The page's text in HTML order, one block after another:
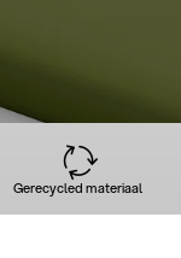
Gerecycled materiaal